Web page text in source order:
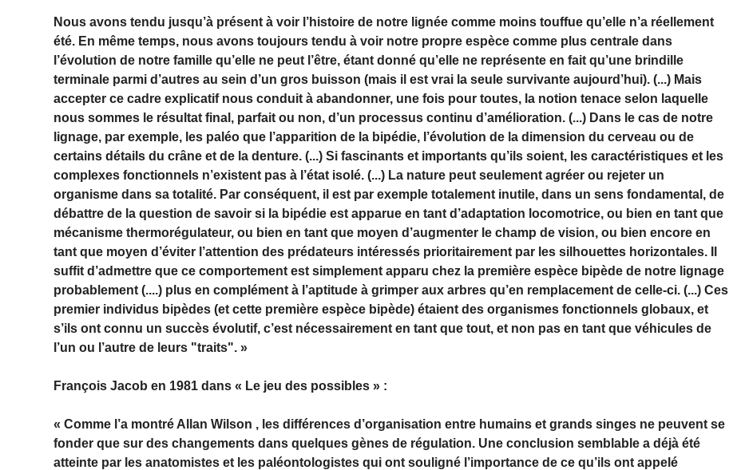
Nous avons tendu jusqu’à présent à voir l’histoire de notre lignée comme moins touffue qu’elle n’a réellement
été. En même temps, nous avons toujours tendu à voir notre propre espèce comme plus centrale dans
l’évolution de notre famille qu’elle ne peut l’être, étant donné qu’elle ne représente en fait qu’une brindille
terminale parmi d’autres au sein d’un gros buisson (mais il est vrai la seule survivante aujourd’hui). (...) Mais
accepter ce cadre explicatif nous conduit à abandonner, une fois pour toutes, la notion tenace selon laquelle
nous sommes le résultat final, parfait ou non, d’un processus continu d’amélioration. (...) Dans le cas de notre
lignage, par exemple, les paléo que l’apparition de la bipédie, l’évolution de la dimension du cerveau ou de
certains détails du crâne et de la denture. (...) Si fascinants et importants qu’ils soient, les caractéristiques et les
complexes fonctionnels n’existent pas à l’état isolé. (...) La nature peut seulement agréer ou rejeter un
organisme dans sa totalité. Par conséquent, il est par exemple totalement inutile, dans un sens fondamental, de
débattre de la question de savoir si la bipédie est apparue en tant d’adaptation locomotrice, ou bien en tant que
mécanisme thermorégulateur, ou bien en tant que moyen d’augmenter le champ de vision, ou bien encore en
tant que moyen d’éviter l’attention des prédateurs intéressés prioritairement par les silhouettes horizontales. Il
suffit d’admettre que ce comportement est simplement apparu chez la première espèce bipède de notre lignage
probablement (....) plus en complément à l’aptitude à grimper aux arbres qu’en remplacement de celle-ci. (...) Ces
premier individus bipèdes (et cette première espèce bipède) étaient des organismes fonctionnels globaux, et
s’ils ont connu un succès évolutif, c’est nécessairement en tant que tout, et non pas en tant que véhicules de
l’un ou l’autre de leurs "traits". »
François Jacob en 1981 dans « Le jeu des possibles » :
« Comme l’a montré Allan Wilson , les différences d’organisation entre humains et grands singes ne peuvent se
fonder que sur des changements dans quelques gènes de régulation. Une conclusion semblable a déjà été
atteinte par les anatomistes et les paléontologistes qui ont souligné l’importance de ce qu’ils ont appelé